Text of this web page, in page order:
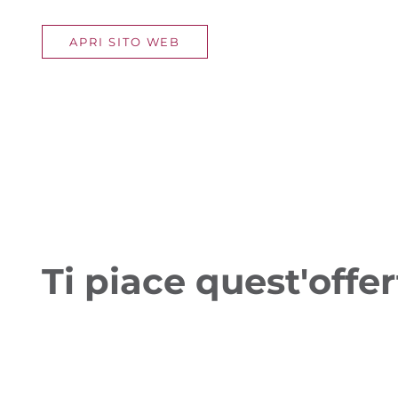
APRI SITO WEB
Ti piace